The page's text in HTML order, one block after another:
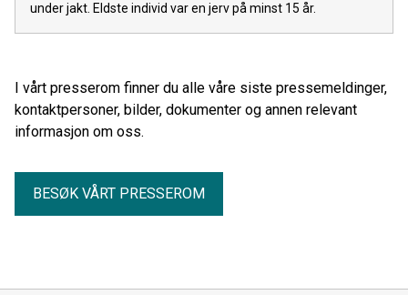
under jakt. Eldste individ var en jerv på minst 15 år.
I vårt presserom finner du alle våre siste pressemeldinger,
kontaktpersoner, bilder, dokumenter og annen relevant
informasjon om oss.
BESØK VÅRT PRESSEROM